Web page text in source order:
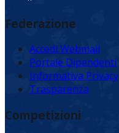
Federazione
Accedi Webmail
Portale Dipendenti
Informativa Privacy
Trasparenza
Competizioni